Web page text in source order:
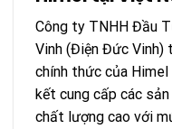
Công ty TNHH Đầu
Vinh (Điện Đức Vinh)
chính thức của
kết cung cấp các
chất lượng cao với